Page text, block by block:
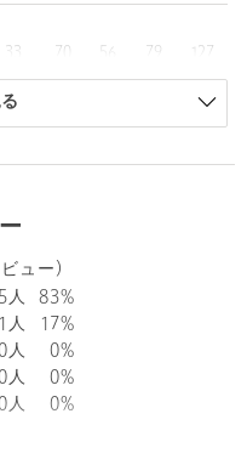
トレートシルエット。
着心地の良さが魅力です。
ト、はっ水を兼ね備えた利
ろん旅行やレジャーシーン
ントです。
だくのがおすすめ。
様で、デイリー使いに便
33 56 127
ュー)
5人
83%
1人
17%
人
0%
人
0%
人
0%